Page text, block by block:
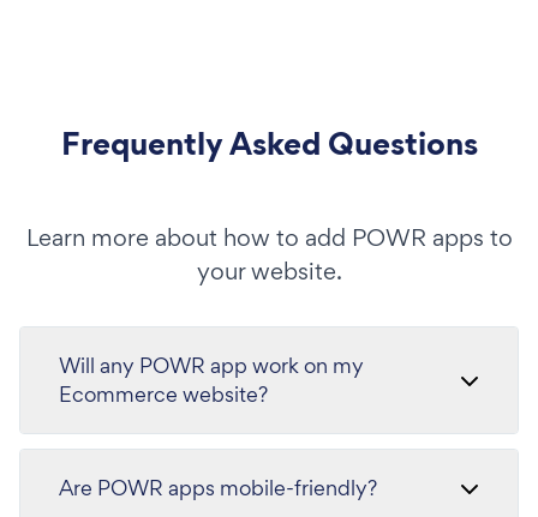
Frequently Asked Questions
Learn more about how to add POWR apps to
your website.
Will any POWR app work on my
Ecommerce website?
Are POWR apps mobile-friendly?